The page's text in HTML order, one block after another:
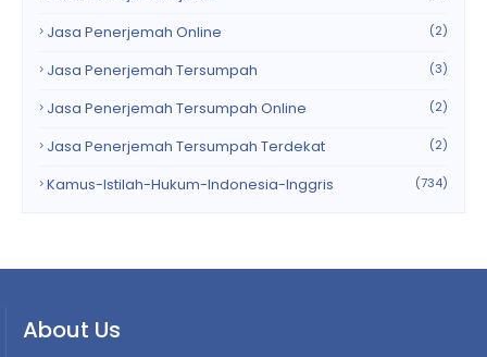
Jasa Penerjemah Online (2)
Jasa Penerjemah Tersumpah (3)
Jasa Penerjemah Tersumpah Online (2)
Jasa Penerjemah Tersumpah Terdekat (2)
Kamus-Istilah-Hukum-Indonesia-Inggris (734)
About Us